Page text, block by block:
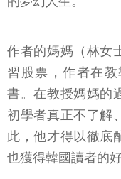
作者的媽媽（林女
習股票，作者在
書。在教授媽媽的
初學者真正不了解
此，他才得以徹底
也獲得韓國讀者的好